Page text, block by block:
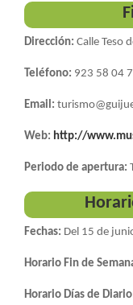
Dirección: Calle Teso
Teléfono: 923 58 04
Email:
Web: http://
Periodo de apertura:
Fechas: Del 15 de
Horario Fin de
Horario Días de